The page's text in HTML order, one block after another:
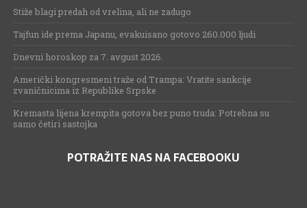
Stiže blagi predah od vrelina, ali ne zadugo
Tajfun ide prema Japanu, evakuisano gotovo 260.000 ljudi
Dnevni horoskop za 7. avgust 2026.
Američki kongresmeni traže od Trampa: Vratite sankcije
zvaničnicima iz Republike Srpske
Kremasta lijena krempita gotova bez puno truda: Potrebna su
samo četiri sastojka
POTRAŽITE NAS NA FACEBOOKU